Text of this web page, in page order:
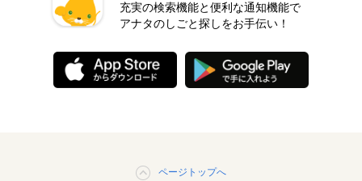
充実の検索機能と便利な通知機能で
アナタのしごと探しをお手伝い！
ページトップへ